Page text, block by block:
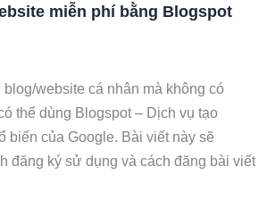
miễn phí bằng Blogspot
website cá nhân mà không có
thể dùng Blogspot – Dịch vụ tạo
biến của Google. Bài viết này sẽ
đăng ký sử dụng và cách đăng bài viết